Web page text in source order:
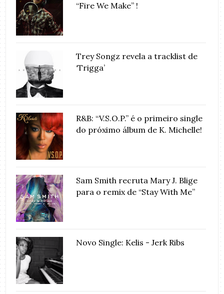
“Fire We Make” !
Trey Songz revela a tracklist de
‘Trigga’
R&B: “V.S.O.P.” é o primeiro single
do próximo álbum de K. Michelle!
Sam Smith recruta Mary J. Blige
para o remix de “Stay With Me”
Novo Single: Kelis - Jerk Ribs